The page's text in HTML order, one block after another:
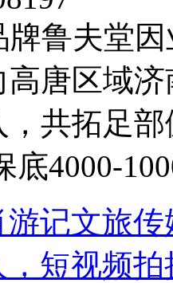
牌鲁夫堂
唐区域
，共拓足
底4000-
游记文旅
短视频